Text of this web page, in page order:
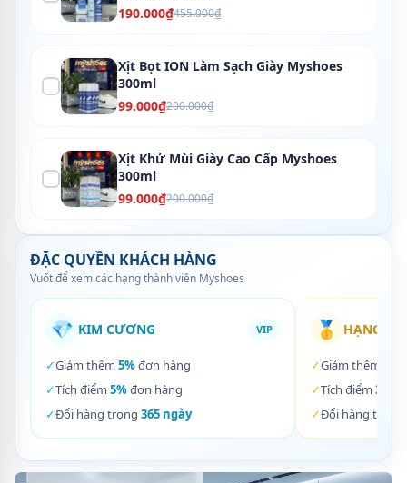
190.000₫455.000₫
Xịt Bọt ION Làm Sạch Giày Myshoes
300ml
99.000₫200.000₫
Xịt Khử Mùi Giày Cao Cấp Myshoes
300ml
99.000₫200.000₫
ĐẶC QUYỀN KHÁCH HÀNG
Vuốt để xem các hạng thành viên Myshoes
💎 KIM CƯƠNG VIP
✓Giảm thêm 5%đơn hàng
✓Tích điểm 5%đơn hàng
✓Đổi hàng trong 365 ngày
🥇 HẠNG
✓Giảm thêm
✓Tích điểm 3%
✓Đổi hàng trong